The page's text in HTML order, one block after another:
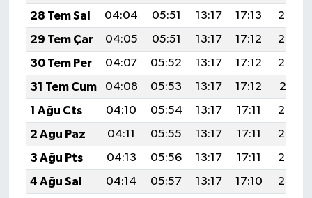
28 Tem Sal
04:04 05:51 13:17 17:13
20:34
29 Tem Çar
04:05 05:51 13:17 17:12
20:33
30 Tem Per
04:07 05:52 13:17 17:12
20:32
31 Tem Cum
04:08 05:53 13:17 17:12
20:31
1 Ağu Cts
04:10 05:54 13:17 17:11
20:30
2 Ağu Paz
04:11 05:55 13:17 17:11
20:29
3 Ağu Pts
04:13 05:56 13:17 17:11
20:28
4 Ağu Sal
04:14 05:57 13:17 17:10
20:27
Motor Sporları
Su Sporları
Diğer Spor Dalları
Futbolcular